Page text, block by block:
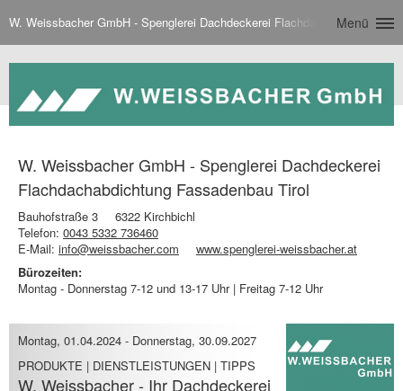
W. Weissbacher GmbH - Spenglerei Dachdeckerei Flachdachabdichtung
Menü
W. Weissbacher GmbH - Spenglerei Dachdeckerei
Flachdachabdichtung Fassadenbau Tirol
Bauhofstraße 3
6322 Kirchbichl
Telefon: 0043 5332 736460
E-Mail: info@weissbacher.com
www.spenglerei-weissbacher.at
Bürozeiten:
Montag - Donnerstag 7-12 und 13-17 Uhr | Freitag 7-12 Uhr
Montag, 01.04.2024 - Donnerstag, 30.09.2027
PRODUKTE | DIENSTLEISTUNGEN | TIPPS
W. Weissbacher - Ihr Dachdeckerei